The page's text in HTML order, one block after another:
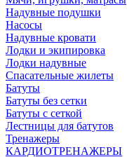
Надувные подушки
Насосы
Надувные кровати
Лодки и экипировка
Лодки надувные
Спасательные жилеты
Батуты
Батуты без сетки
Батуты с сеткой
Лестницы для батутов
Тренажеры
КАРДИОТРЕНАЖЕРЫ